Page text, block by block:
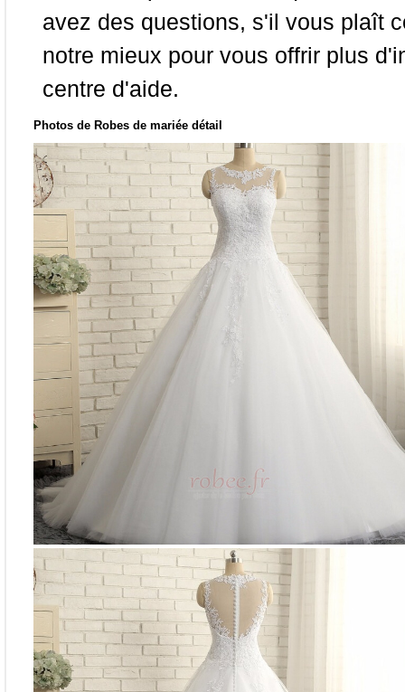
avez des questions, s'il vous plaît
notre mieux pour vous offrir plus
centre d'aide.
Photos de Robes de mariée détail